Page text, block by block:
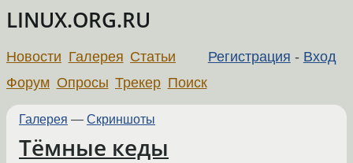
LINUX.ORG.RU
Регистрация - Вход
Новости Галерея Статьи
Форум Опросы Трекер Поиск
Галерея — Скриншоты
Тёмные кеды